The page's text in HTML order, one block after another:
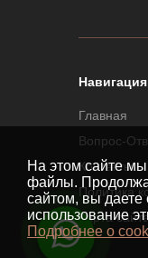
Навигация
Главная
Вопрос-
Контакты
Политика
Карта
На этом сайте
файлы.
сайтом, вы даете
использование
Подробнее о